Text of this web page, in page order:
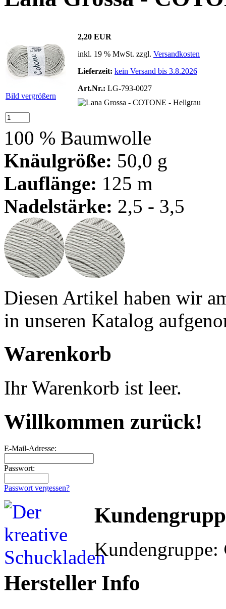
Bild vergrößern
2,20 EUR
inkl. 19 % MwSt. zzgl. Versandkosten
Lieferzeit: kein Versand bis 3.8.2026
Art.Nr.: LG-793-0027
100 % Baumwolle
Knäulgröße: 50,0 g
Lauflänge: 125 m
Nadelstärke: 2,5 - 3,5
Diesen Artikel haben wir
in unseren Katalog
Warenkorb
Ihr Warenkorb ist leer.
Willkommen zurück!
E-Mail-Adresse:
Passwort:
Passwort vergessen?
Kundengruppe:
Hersteller Info